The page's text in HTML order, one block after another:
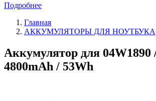
Подробнее
Главная
АККУМУЛЯТОРЫ ДЛЯ НОУТБУКА
Аккумулятор для 04W1890
4800mAh / 53Wh